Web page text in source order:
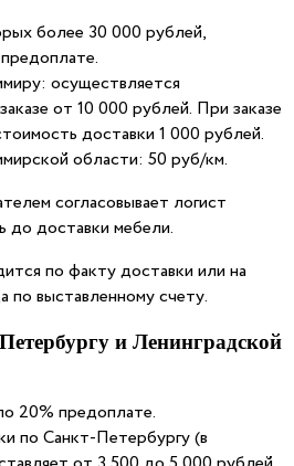
более 30 000 рублей,
осуществляется
от 10 000 рублей. При заказе
доставки 1 000 рублей.
области: 50 руб/км.
согласовывает логист
до доставки мебели.
по факту доставки или на
по выставленному счету.
и Ленинградской
20% предоплате.
по Санкт-Петербургу (в